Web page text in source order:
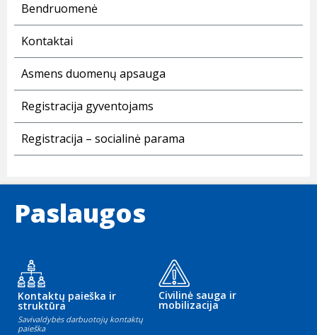
Bendruomenė
Kontaktai
Asmens duomenų apsauga
Registracija gyventojams
Registracija – socialinė parama
Paslaugos
Kontaktų paieška ir
struktūra
Savivaldybės darbuotojų kontaktų
paieška
Civilinė sauga ir
mobilizacija